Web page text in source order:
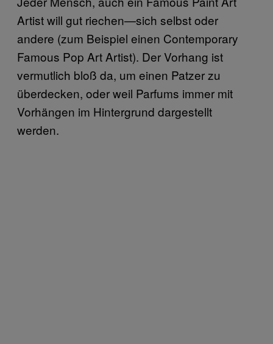
Artist will gut riechen—sich selbst oder
andere (zum Beispiel einen Contemporary
Famous Pop Art Artist). Der Vorhang ist
vermutlich bloß da, um einen Patzer zu
überdecken, oder weil Parfums immer mit
Vorhängen im Hintergrund dargestellt
werden.